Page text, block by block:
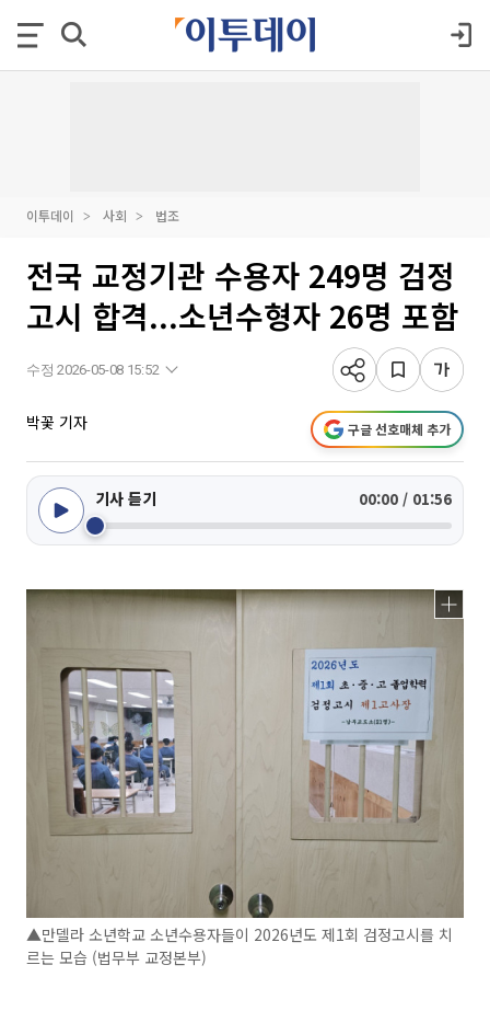
이투데이 사회 법조
전국 교정기관 수용자 249명 검정
고시 합격...소년수형자 26명 포함
수정 2026-05-08 15:52
박꽃 기자 구글 선호매체 추가
기사 듣기 00:00 / 01:56
▲만델라 소년학교 소년수용자들이 2026년도 제1회 검정고시를 치
르는 모습 (법무부 교정본부)